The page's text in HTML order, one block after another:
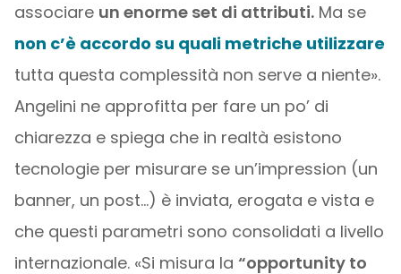
associare un enorme set di attributi.Ma se
non c’è accordo su quali metriche utilizzare
tutta questa complessità non serve a niente».
Angelini ne approfitta per fare un po’ di
chiarezza e spiega che in realtà esistono
tecnologie per misurare se un’impression (un
banner, un post…) è inviata, erogata e vista e
che questi parametri sono consolidati a livello
internazionale. «Si misura la “opportunity to